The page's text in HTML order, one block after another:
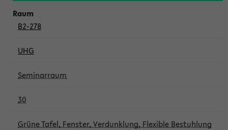
B2-278
UHG
Seminarraum
30
Grüne Tafel, Fenster, Verdunklung, Flexible Bestuhlung